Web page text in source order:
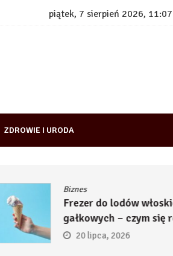
piątek, 7 sierpień 2026,
ZDROWIE I URODA
Biznes
Frezer do lodów
gałkowych – czym się
20 lipca, 2026